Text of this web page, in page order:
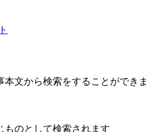
本文から検索をすることができま
ものとして検索されます